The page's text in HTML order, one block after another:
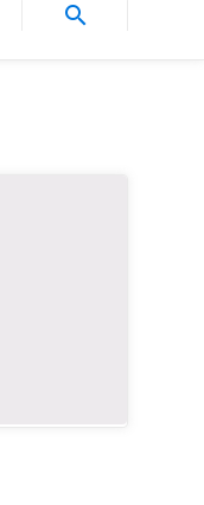
search